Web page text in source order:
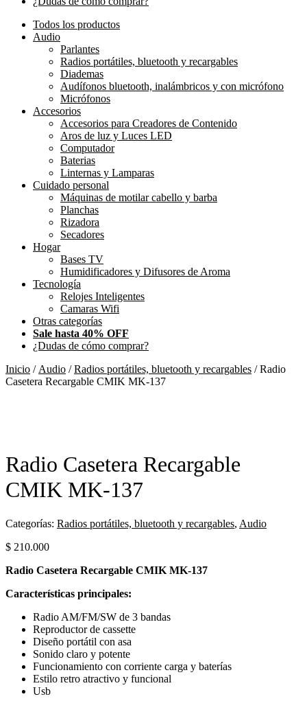
Todos los productos
Audio
Parlantes
Radios portátiles, bluetooth y recargables
Diademas
Audífonos bluetooth, inalámbricos y con micrófono
Micrófonos
Accesorios
Accesorios para Creadores de Contenido
Aros de luz y Luces LED
Computador
Baterias
Linternas y Lamparas
Cuidado personal
Máquinas de motilar cabello y barba
Planchas
Rizadora
Secadores
Hogar
Bases TV
Humidificadores y Difusores de Aroma
Tecnología
Relojes Inteligentes
Camaras Wifi
Otras categorías
Sale hasta 40% OFF
¿Dudas de cómo comprar?
Inicio / Audio /Radios portátiles, bluetooth y recargables / Radio
Casetera Recargable CMIK MK-137
Radio Casetera Recargable
CMIK MK-137
Categorías: Radios portátiles, bluetooth y recargables, Audio
$ 210.000
Radio Casetera Recargable CMIK MK-137
Características principales:
Radio AM/FM/SW de 3 bandas
Reproductor de cassette
Diseño portátil con asa
Sonido claro y potente
Funcionamiento con corriente carga y baterías
Estilo retro atractivo y funcional
Usb